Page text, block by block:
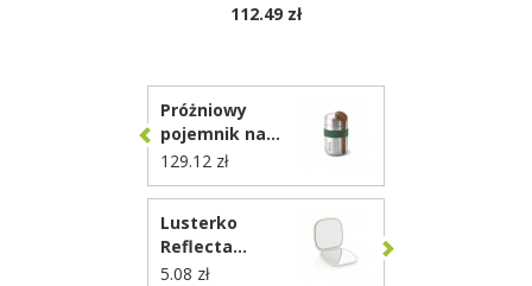
112.49 zł
Próżniowy
pojemnik na
żywność 400 ml
z łyżką
Black+Blum
P439.0527
129.12 zł
Lusterko
Reflecta
P457.0403
5.08 zł